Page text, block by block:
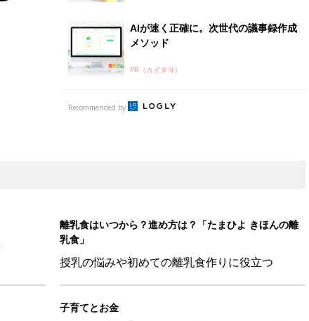
AIが速く正確に。次世代の議事録作成
メソッド
PR（カイタヨ）
Recommended by
離乳食はいつから？進め方は？「たまひよ きほんの離
乳食」
授乳の悩みや初めての離乳食作りに役立つ
子育てとお金